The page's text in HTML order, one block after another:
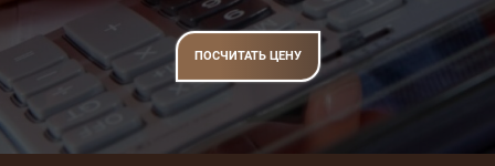
ПОСЧИТАТЬ ЦЕНУ